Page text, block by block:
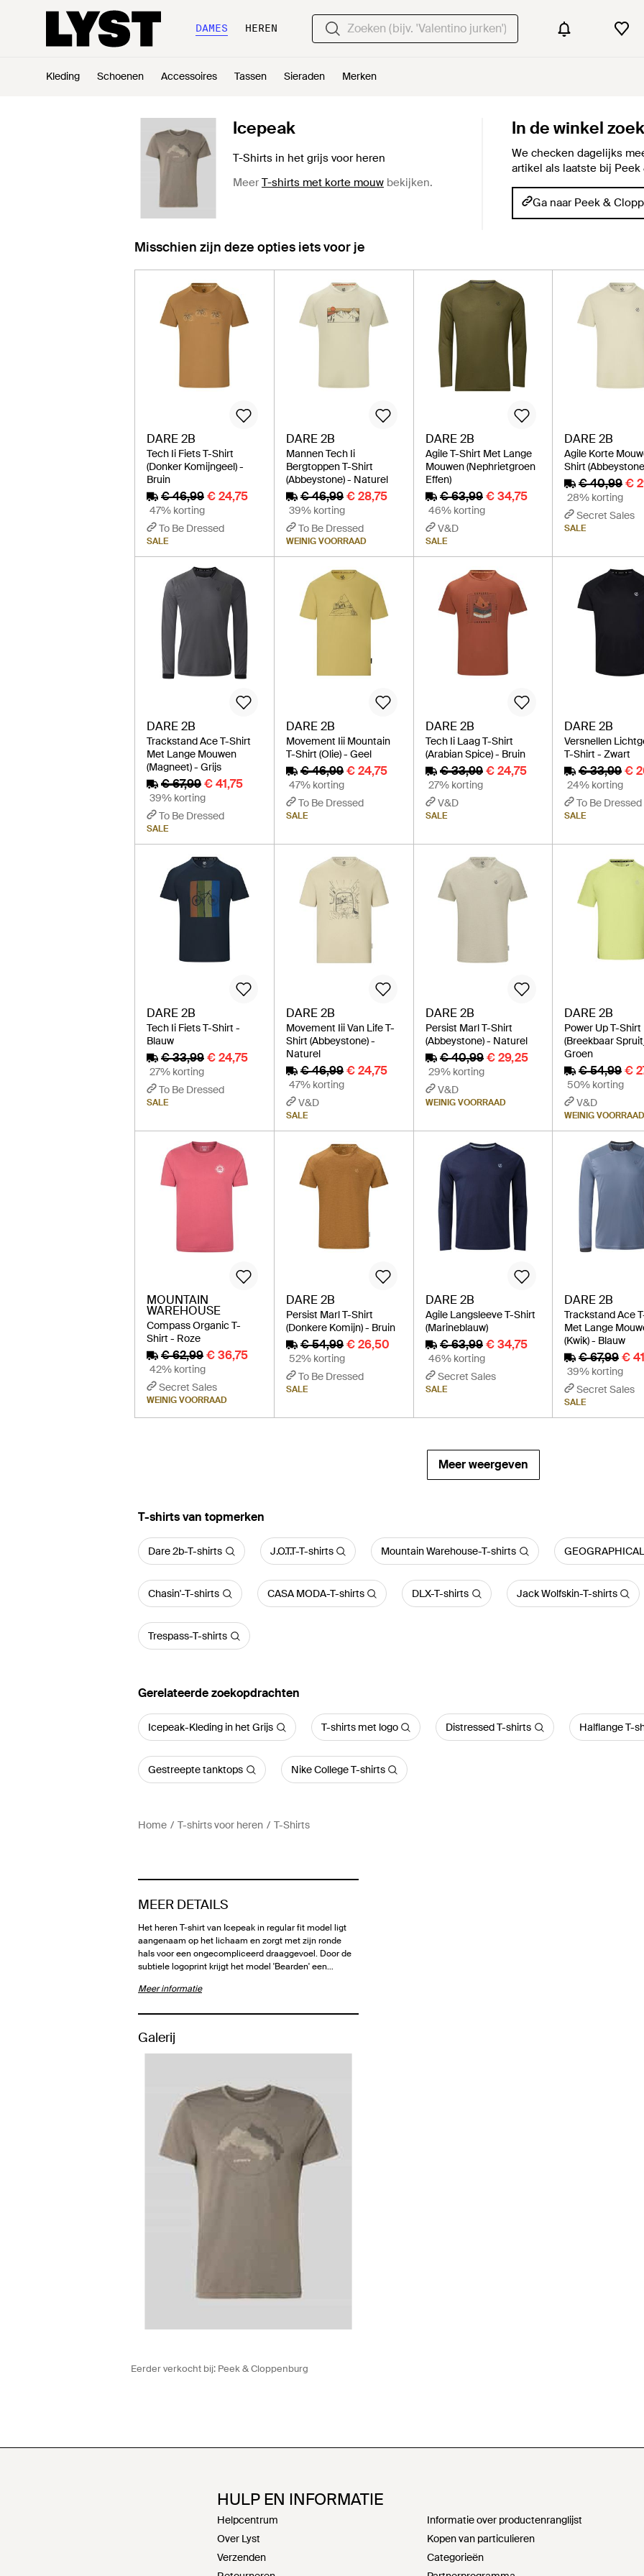
DAMES HEREN
Kleding Schoenen Accessoires Tassen Sieraden Merken
Icepeak
T-Shirts in het grijs voor heren
Meer T-shirts met korte mouw bekijken.
In de winkel
We checken dagelijks
artikel als laatste bij Peek
Ga naar Peek &
Misschien zijn deze opties iets voor je
DARE 2B
Tech Ii Fiets T-Shirt
(Donker Komijngeel) -
Bruin
€ 46,99€ 24,75
47% korting
To Be Dressed
SALE
DARE 2B
Mannen Tech Ii
Bergtoppen T-Shirt
(Abbeystone) - Naturel
€ 46,99 € 28,75
39% korting
To Be Dressed
WEINIG VOORRAAD
DARE 2B
Agile T-Shirt Met Lange
Mouwen (Nephrietgroen
Effen)
€ 63,99 € 34,75
46% korting
V&D
SALE
DARE 2B
Agile Korte
Shirt
€ 40,99 €
28% korting
Secret Sales
SALE
DARE 2B
Trackstand Ace T-Shirt
Met Lange Mouwen
(Magneet) - Grijs
€ 67,99€ 41,75
39% korting
To Be Dressed
SALE
DARE 2B
Movement Iii Mountain
T-Shirt (Olie) - Geel
€ 46,99 € 24,75
47% korting
To Be Dressed
SALE
DARE 2B
Tech Ii Laag T-Shirt
(Arabian Spice) - Bruin
€ 33,99 € 24,75
27% korting
V&D
SALE
DARE 2B
Versnellen
T-Shirt - Zwart
€ 33,99 €
24% korting
To Be Dressed
SALE
DARE 2B
Tech Ii Fiets T-Shirt -
Blauw
€ 33,99€ 24,75
27% korting
To Be Dressed
SALE
DARE 2B
Movement Iii Van Life T-
Shirt (Abbeystone) -
Naturel
€ 46,99 € 24,75
47% korting
V&D
SALE
DARE 2B
Persist Marl T-Shirt
(Abbeystone) - Naturel
€ 40,99 € 29,25
29% korting
V&D
WEINIG VOORRAAD
DARE 2B
Power Up T-Shirt
(Breekbaar
Groen
€ 54,99 €
50% korting
V&D
WEINIG
MOUNTAIN
WAREHOUSE
Compass Organic T-
Shirt - Roze
€ 62,99€ 36,75
42% korting
Secret Sales
WEINIG VOORRAAD
DARE 2B
Persist Marl T-Shirt
(Donkere Komijn) - Bruin
€ 54,99 € 26,50
52% korting
To Be Dressed
SALE
DARE 2B
Agile Langsleeve T-Shirt
(Marineblauw)
€ 63,99 € 34,75
46% korting
Secret Sales
SALE
DARE 2B
Trackstand Ace
Met Lange
(Kwik) - Blauw
€ 67,99 €
39% korting
Secret Sales
SALE
Meer weergeven
‪T-shirts‬ van topmerken
Dare 2b-T-shirts J.O.T.T-T-shirts Mountain Warehouse-T-shirts
Chasin'-T-shirts CASA MODA-T-shirts DLX-T-shirts Jack Wolfskin-T-shirts
Trespass-T-shirts
Gerelateerde zoekopdrachten
Icepeak-Kleding in het Grijs T-shirts met logo Distressed T-shirts Halflange T-
Gestreepte tanktops Nike College T-shirts
Home T-shirts voor heren T-Shirts
MEER DETAILS
Het heren T-shirt van Icepeak in regular fit model ligt
aangenaam op het lichaam en zorgt met zijn ronde
hals voor een ongecompliceerd draaggevoel. Door de
subtiele logoprint krijgt het model 'Bearden' een…
Meer informatie
Galerij
Eerder verkocht bij: Peek & Cloppenburg
HULP EN INFORMATIE
Helpcentrum
Over Lyst
Verzenden
Informatie over productenranglijst
Kopen van particulieren
Categorieën